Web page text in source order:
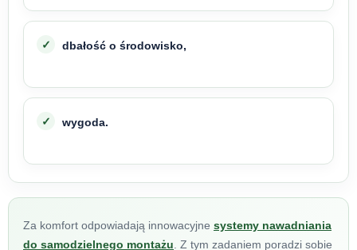
dbałość o środowisko,
wygoda.
Za komfort odpowiadają innowacyjne systemy nawadniania
do samodzielnego montażu . Z tym zadaniem poradzi sobie